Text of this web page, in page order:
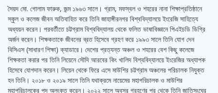
সৈয়দ মো. গোলাম ফারুক, জন্ম ১৯৬৩ সালে। গ্রাম, মফস্বল ও শহরের নানা শিক্ষাপ্রতিষ্ঠানে
স্কুল ও কলেজ জীবন অতিবাহিত করে তিনি জাহাঙ্গীরনগর বিশ্ববিদ্যালয়ে ইংরেজি সাহিত্যে
অধ্যয়ন করেন। পরবর্তীতে চট্টগ্রাম বিশ্ববিদ্যালয় থেকে ফলিত ভাষাবিজ্ঞানে পিএইচডি ডিগ্রি
অর্জন করেন। শিক্ষকতাকে জীবনের ব্রত হিসেবে গ্রহণ করে ১৯৯৩ সালে তিনি যোগ দেন
বিসিএস (সাধারণ শিক্ষা) ক্যাডারে। দেশের প্রত্যন্ত অঞ্চল ও শহরের বেশ কিছু কলেজে
শিক্ষকতা করার পর তিনি লিয়েনে সৌদি আরবের কিং খালিদ বিশ্ববিদ্যালয়ে ইংরেজির অধ্যাপক
হিসেবে যোগদান করেন। লিয়েন থেকে ফিরে এসে মাউশির চট্টগ্রাম অঞ্চলের পরিচালক নিযুক্ত
হন তিনি। ২০১৮ ও ২০১৯ সালে তিনি যথাক্রমে নায়েমের মহাপরিচালক ও মাউশির
মহাপরিচালকের পদ অলংকৃত করেন। ২০২২ সালে অবসর গ্রহণের পর থেকে তিনি জাতিসংঘের